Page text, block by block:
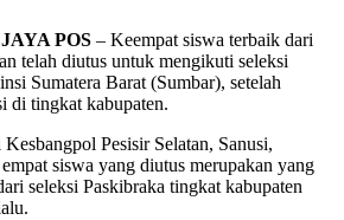
POS – Keempat siswa terbaik dari
telah diutus untuk mengikuti seleksi
Sumatera Barat (Sumbar), setelah
di tingkat kabupaten.
Pesisir Selatan, Sanusi,
siswa yang diutus merupakan yang
seleksi Paskibraka tingkat kabupaten